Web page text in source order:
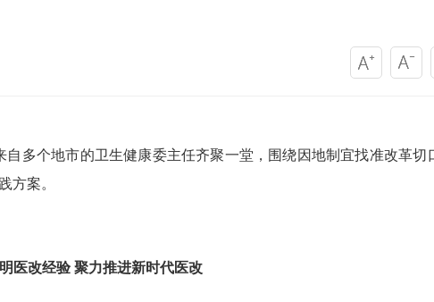
个地市的卫生健康委主任齐聚一堂，围绕因地制宜找准改革切
方案。
医改经验 聚力推进新时代医改